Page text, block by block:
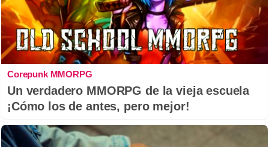
Corepunk MMORPG
Un verdadero MMORPG de la vieja escuela
¡Cómo los de antes, pero mejor!